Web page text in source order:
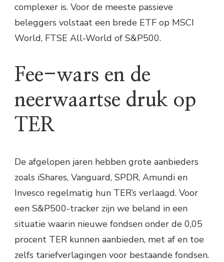
complexer is. Voor de meeste passieve
beleggers volstaat een brede ETF op MSCI
World, FTSE All-World of S&P500.
Fee-wars en de
neerwaartse druk op
TER
De afgelopen jaren hebben grote aanbieders
zoals iShares, Vanguard, SPDR, Amundi en
Invesco regelmatig hun TER’s verlaagd. Voor
een S&P500-tracker zijn we beland in een
situatie waarin nieuwe fondsen onder de 0,05
procent TER kunnen aanbieden, met af en toe
zelfs tariefverlagingen voor bestaande fondsen.